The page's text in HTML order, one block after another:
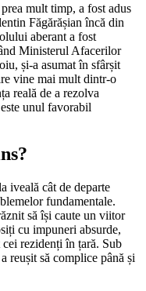
mult timp, a fost adus
Făgărășian încă din
aberant a fost
Ministerul Afacerilor
și-a asumat în sfârșit
vine mai mult dintr-o
reală de a rezolva
unul favorabil
iveală cât de departe
fundamentale.
să își caute un viitor
cu impuneri absurde,
rezidenți în țară. Sub
reușit să complice până și